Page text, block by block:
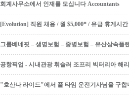
회계사무소에서 인재를 모십니다 Accountants
[Evolution] 직원 채용 / 월 $5,000* / 유급 휴게시
그룹베네핏 – 생명보험 – 중병보험 – 유산상속플
공항픽업 - 시내관광 휘슬러 조프리 빅터리아 해
"호산나 라이드"에서 풀 타임 운전기사님을 구합